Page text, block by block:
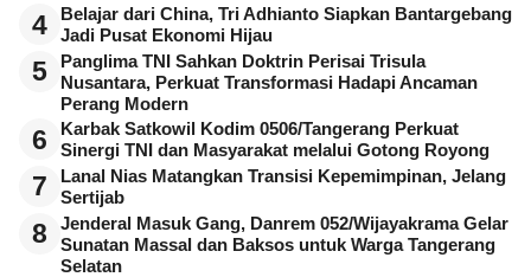
4
Belajar dari China, Tri Adhianto Siapkan Bantargebang
Jadi Pusat Ekonomi Hijau
5
Panglima TNI Sahkan Doktrin Perisai Trisula
Nusantara, Perkuat Transformasi Hadapi Ancaman
Perang Modern
6
Karbak Satkowil Kodim 0506/Tangerang Perkuat
Sinergi TNI dan Masyarakat melalui Gotong Royong
7
Lanal Nias Matangkan Transisi Kepemimpinan, Jelang
Sertijab
8
Jenderal Masuk Gang, Danrem 052/Wijayakrama Gelar
Sunatan Massal dan Baksos untuk Warga Tangerang
Selatan